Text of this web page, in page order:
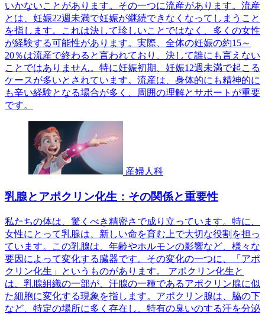
いかないことがあります。その一つに流産があります。流産
とは、妊娠22週未満で妊娠が継続できなくなってしまうこと
を指します。これは決して珍しいことではなく、多くの女性
が経験する可能性があります。実際、全体の妊娠の約15～
20％は流産で終わると言われており、決して誰にも言えない
ことではありません。特に妊娠初期、妊娠12週未満で起こる
ケースが多いとされています。流産は、身体的にも精神的に
も辛い経験となる場合が多く、周囲の理解とサポートが重要
です。
産婦人科
乳腺とアポクリン化生：その関係と重要性
私たちの体は、驚くべき精密さで成り立っています。特に、
女性にとって乳腺は、新しい命を育む上で大切な役割を担っ
ています。この乳腺は、年齢やホルモンの影響など、様々な
要因によって変化する臓器です。その変化の一つに、「アポ
クリン化生」というものがあります。 アポクリン化生と
は、乳腺組織の一部が、汗腺の一種であるアポクリン腺に似
た細胞に変化する現象を指します。アポクリン腺は、脇の下
など、特定の場所に多く存在し、特有の臭いのする汗を分泌